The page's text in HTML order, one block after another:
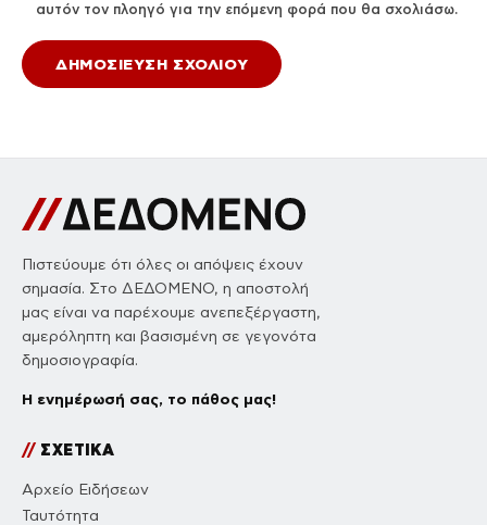
αυτόν τον πλοηγό για την επόμενη φορά που θα σχολιάσω.
Πιστεύουμε ότι όλες οι απόψεις έχουν
σημασία. Στο ΔΕΔΟΜΕΝΟ, η αποστολή
μας είναι να παρέχουμε ανεπεξέργαστη,
αμερόληπτη και βασισμένη σε γεγονότα
δημοσιογραφία.
Η ενημέρωσή σας, το πάθος μας!
//ΣΧΕΤΙΚΑ
Αρχείο Ειδήσεων
Ταυτότητα